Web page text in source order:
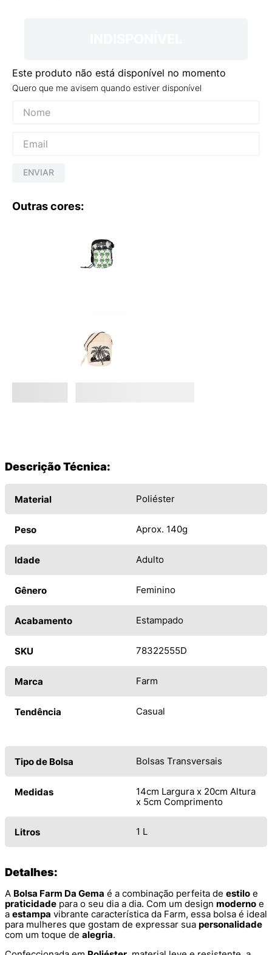
Este produto não está disponível no momento
Quero que me avisem quando estiver disponível
ENVIAR
Outras cores:
Descrição Técnica:
Material Poliéster
Peso Aprox. 140g
Idade Adulto
Gênero Feminino
Acabamento Estampado
SKU 78322555D
Marca Farm
Tendência Casual
Tipo de Bolsa Bolsas Transversais
Medidas
14cm Largura x 20cm Altura
x 5cm Comprimento
Litros 1 L
Detalhes:
A Bolsa Farm Da Gema é a combinação perfeita de estilo e
praticidade para o seu dia a dia. Com um design moderno e
a estampa vibrante característica da Farm, essa bolsa é ideal
para mulheres que gostam de expressar sua personalidade
com um toque de alegria.